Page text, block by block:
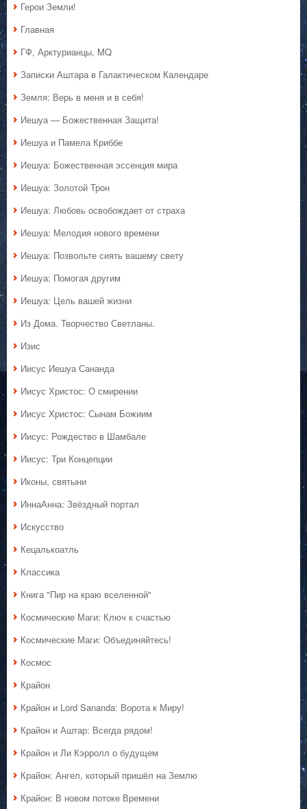
Герои Земли!
Главная
ГФ, Арктурианцы, MQ
Записки Аштара в Галактическом Календаре
Земля: Верь в меня и в себя!
Иешуа — Божественная Защита!
Иешуа и Памела Криббе
Иешуа: Божественная эссенция мира
Иешуа: Золотой Трон
Иешуа: Любовь освобождает от страха
Иешуа: Мелодия нового времени
Иешуа: Позвольте сиять вашему свету
Иешуа: Помогая другим
Иешуа: Цель вашей жизни
Из Дома. Творчество Светланы.
Изис
Иисус Иешуа Сананда
Иисус Христос: О смирении
Иисус Христос: Сынам Божиим
Иисус: Рождество в Шамбале
Иисус: Три Концепции
Иконы, святыни
ИннаАнна: Звёздный портал
Искусство
Кецалькоатль
Классика
Книга "Пир на краю вселенной"
Космические Маги: Ключ к счастью
Космические Маги: Объединяйтесь!
Космос
Крайон
Крайон и Lord Sananda: Ворота к Миру!
Крайон и Аштар: Всегда рядом!
Крайон и Ли Кэрролл о будущем
Крайон: Ангел, который пришёл на Землю
Крайон: В новом потоке Времени